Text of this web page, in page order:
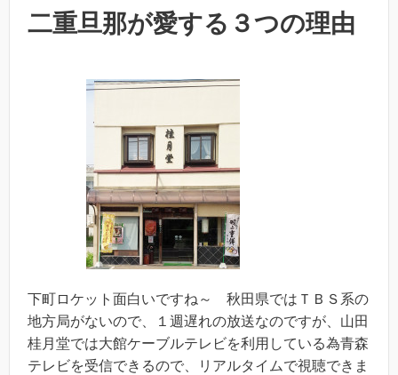
二重旦那が愛する３つの理由
下町ロケット面白いですね～ 秋田県ではＴＢＳ系の
地方局がないので、１週遅れの放送なのですが、山田
桂月堂では大館ケーブルテレビを利用している為青森
テレビを受信できるので、リアルタイムで視聴できま